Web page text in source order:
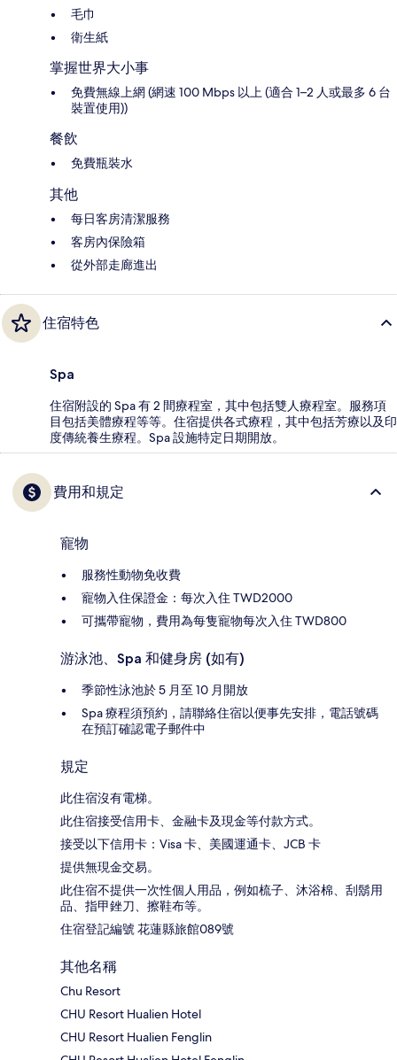
毛巾
衛生紙
掌握世界大小事
免費無線上網 (網速 100 Mbps 以上 (適合 1–2 人或最多 6 台
裝置使用))
餐飲
免費瓶裝水
其他
每日客房清潔服務
客房內保險箱
從外部走廊進出
住宿特色
Spa
住宿附設的 Spa 有 2 間療程室，其中包括雙人療程室。服務項
目包括美體療程等等。住宿提供各式療程，其中包括芳療以及印
度傳統養生療程。Spa 設施特定日期開放。
費用和規定
寵物
服務性動物免收費
寵物入住保證金：每次入住 TWD2000
可攜帶寵物，費用為每隻寵物每次入住 TWD800
游泳池、Spa 和健身房 (如有)
季節性泳池於 5 月至 10 月開放
Spa 療程須預約，請聯絡住宿以便事先安排，電話號碼
在預訂確認電子郵件中
規定
此住宿沒有電梯。
此住宿接受信用卡、金融卡及現金等付款方式。
接受以下信用卡：Visa 卡、美國運通卡、JCB 卡
提供無現金交易。
此住宿不提供一次性個人用品，例如梳子、沐浴棉、刮鬍用
品、指甲銼刀、擦鞋布等。
住宿登記編號 花蓮縣旅館089號
其他名稱
Chu Resort
CHU Resort Hualien Hotel
CHU Resort Hualien Fenglin